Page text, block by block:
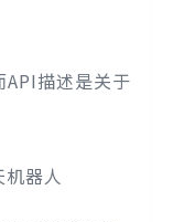
描述是关于
器人